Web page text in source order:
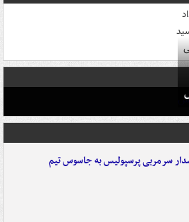
سرمربی پرسپولیس به جاسوس تیم